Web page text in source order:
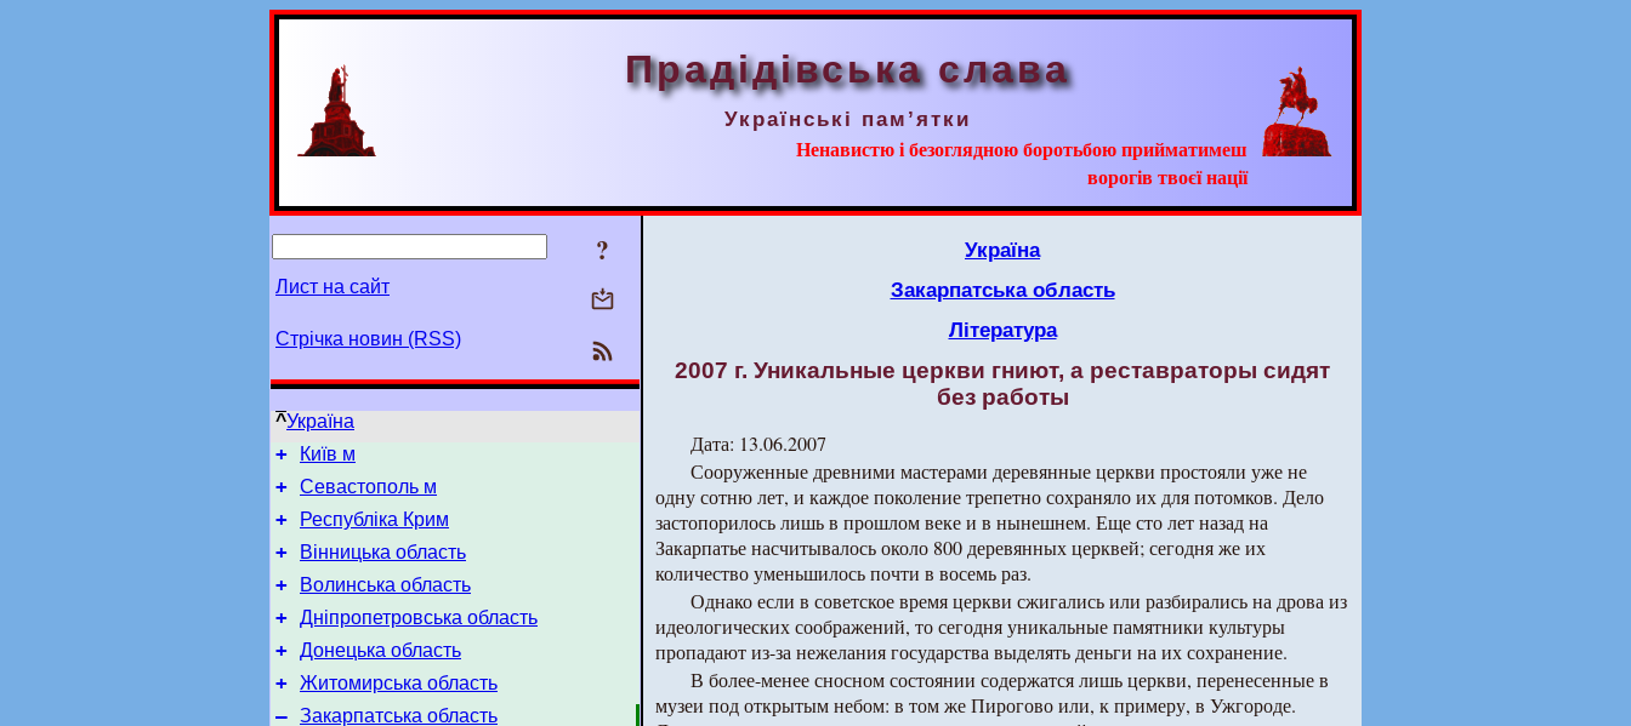
Прадідівська слава
Українські пам’ятки
Ненавистю і безоглядною боротьбою прийматимеш
ворогів твоєї нації
?
Лист на сайт
Стрічка новин (RSS)
^Україна
+ Київ м
+ Севастополь м
+ Республіка Крим
+ Вінницька область
+ Волинська область
+ Дніпропетровська область
+ Донецька область
+ Житомирська область
– Закарпатська область
Україна
Закарпатська область
Література
2007 г. Уникальные церкви гниют, а реставраторы сидят
без работы
Дата: 13.06.2007
Сооруженные древними мастерами деревянные церкви простояли уже не
одну сотню лет, и каждое поколение трепетно сохраняло их для потомков. Дело
застопорилось лишь в прошлом веке и в нынешнем. Еще сто лет назад на
Закарпатье насчитывалось около 800 деревянных церквей; сегодня же их
количество уменьшилось почти в восемь раз.
Однако если в советское время церкви сжигались или разбирались на дрова из
идеологических соображений, то сегодня уникальные памятники культуры
пропадают из-за нежелания государства выделять деньги на их сохранение.
В более-менее сносном состоянии содержатся лишь церкви, перенесенные в
музеи под открытым небом: в том же Пирогово или, к примеру, в Ужгороде.